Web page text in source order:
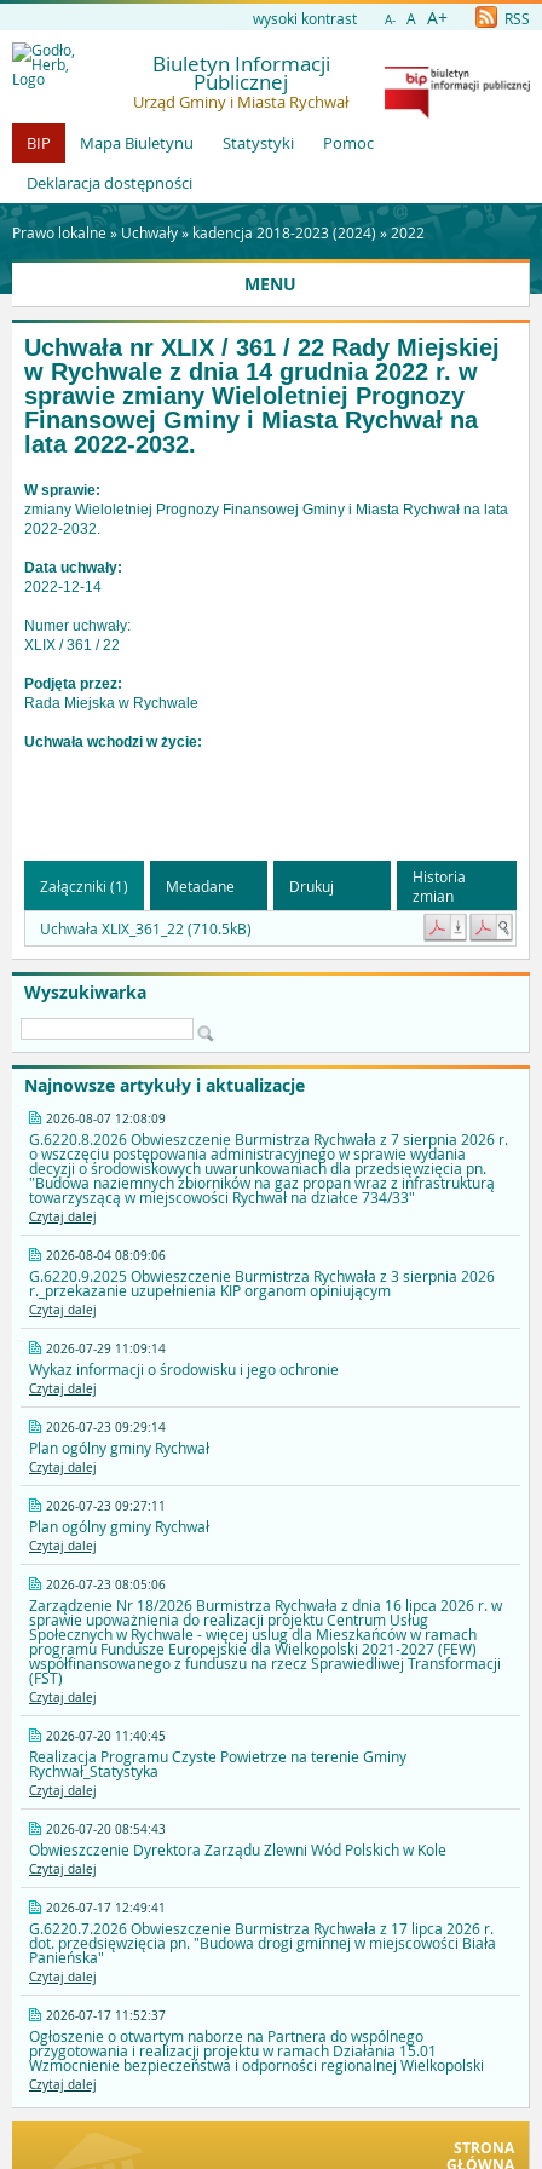
wysoki kontrast A- A A+ RSS
Biuletyn Informacji
Publicznej
Urząd Gminy i Miasta Rychwał
BIP
Mapa Biuletynu Statystyki
Pomoc
Deklaracja dostępności
Prawo lokalne » Uchwały» kadencja 2018-2023 (2024) »2022
MENU
Wyszukiwarka
Najnowsze artykuły i aktualizacje
2026-08-07 12:08:09
G.6220.8.2026 Obwieszczenie Burmistrza Rychwała z 7 sierpnia 2026 r.
o wszczęciu postępowania administracyjnego w sprawie wydania
decyzji o środowiskowych uwarunkowaniach dla przedsięwzięcia pn.
"Budowa naziemnych zbiorników na gaz propan wraz z infrastrukturą
towarzyszącą w miejscowości Rychwał na działce 734/33"
Czytaj dalej
2026-08-04 08:09:06
G.6220.9.2025 Obwieszczenie Burmistrza Rychwała z 3 sierpnia 2026
r._przekazanie uzupełnienia KIP organom opiniującym
Czytaj dalej
2026-07-29 11:09:14
Wykaz informacji o środowisku i jego ochronie
Czytaj dalej
2026-07-23 09:29:14
Plan ogólny gminy Rychwał
Czytaj dalej
2026-07-23 09:27:11
Plan ogólny gminy Rychwał
Czytaj dalej
2026-07-23 08:05:06
Zarządzenie Nr 18/2026 Burmistrza Rychwała z dnia 16 lipca 2026 r. w
sprawie upoważnienia do realizacji projektu Centrum Usług
Społecznych w Rychwale - więcej uslug dla Mieszkańców w ramach
programu Fundusze Europejskie dla Wielkopolski 2021-2027 (FEW)
współfinansowanego z funduszu na rzecz Sprawiedliwej Transformacji
(FST)
Czytaj dalej
2026-07-20 11:40:45
Realizacja Programu Czyste Powietrze na terenie Gminy
Rychwał_Statystyka
Czytaj dalej
2026-07-20 08:54:43
Obwieszczenie Dyrektora Zarządu Zlewni Wód Polskich w Kole
Czytaj dalej
2026-07-17 12:49:41
G.6220.7.2026 Obwieszczenie Burmistrza Rychwała z 17 lipca 2026 r.
dot. przedsięwzięcia pn. "Budowa drogi gminnej w miejscowości Biała
Panieńska"
Czytaj dalej
2026-07-17 11:52:37
Ogłoszenie o otwartym naborze na Partnera do wspólnego
przygotowania i realizacji projektu w ramach Działania 15.01
Wzmocnienie bezpieczeństwa i odporności regionalnej Wielkopolski
Czytaj dalej
STRONA
GŁÓWNA
Uchwała nr XLIX / 361 / 22 Rady Miejskiej
w Rychwale z dnia 14 grudnia 2022 r. w
sprawie zmiany Wieloletniej Prognozy
Finansowej Gminy i Miasta Rychwał na
lata 2022-2032.
W sprawie:
zmiany Wieloletniej Prognozy Finansowej Gminy i Miasta Rychwał na lata
2022-2032.
Data uchwały:
2022-12-14
Numer uchwały:
XLIX / 361 / 22
Podjęta przez:
Rada Miejska w Rychwale
Uchwała wchodzi w życie:
Załączniki (1) Metadane Drukuj
Historia
zmian
Uchwała XLIX_361_22 (710.5kB)